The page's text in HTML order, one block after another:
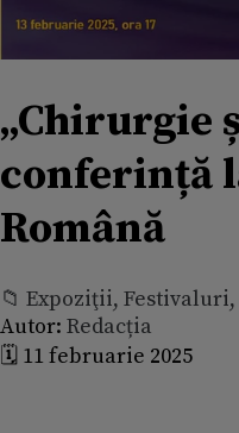
„Chirurgie
conferință
Română
📁 Expoziţii,
Autor: Redacția
🗓️ 11 februarie 2025